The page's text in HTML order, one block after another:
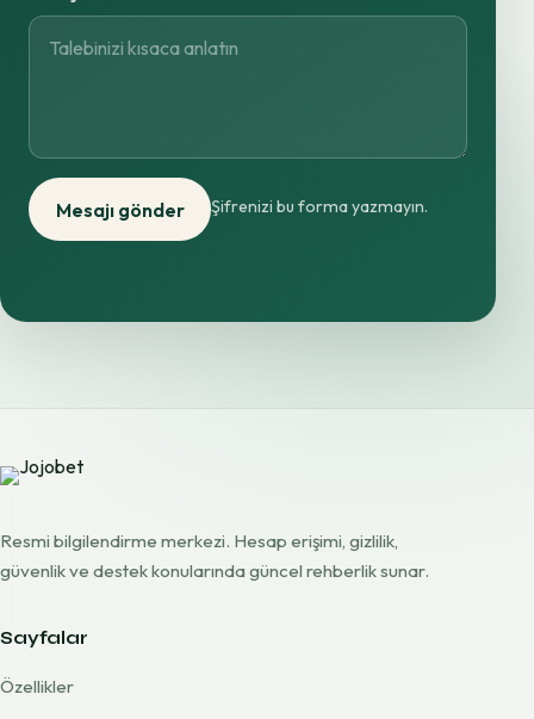
Mesajı gönder Şifrenizi bu forma yazmayın.
Resmi bilgilendirme merkezi. Hesap erişimi, gizlilik,
güvenlik ve destek konularında güncel rehberlik sunar.
Sayfalar
Özellikler